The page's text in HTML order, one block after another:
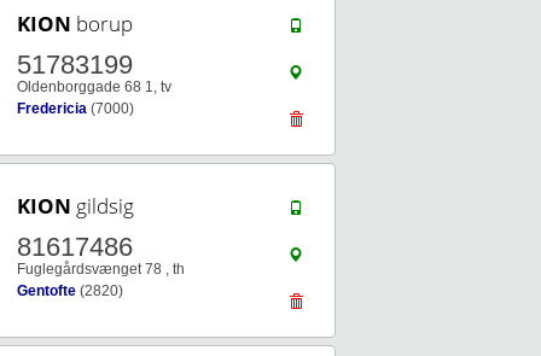
KION borup
51783199
Oldenborggade 68 1, tv
Fredericia (7000)
KION gildsig
81617486
Fuglegårdsvænget 78 , th
Gentofte (2820)